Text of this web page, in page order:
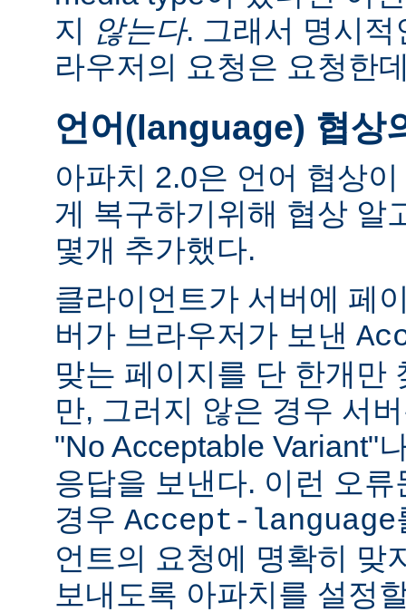
지
않는다. 그래서 명시
라우저의 요청은 요청한
언어(language) 협상
아파치 2.0은 언어 협상
게 복구하기위해 협상 알
몇개 추가했다.
클라이언트가 서버에 페
버가 브라우저가 보낸
맞는 페이지를 단 한개만
만, 그러지 않은 경우 서
"No Acceptable Variant"
응답을 보낸다. 이런 오
경우 Accept-language
언트의 요청에 명확히 맞
보내도록 아파치를 설정